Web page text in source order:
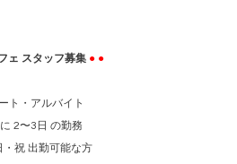
ェ スタッフ募集 ●●
ト・アルバイト
2〜3日 の勤務
祝 出勤可能な方